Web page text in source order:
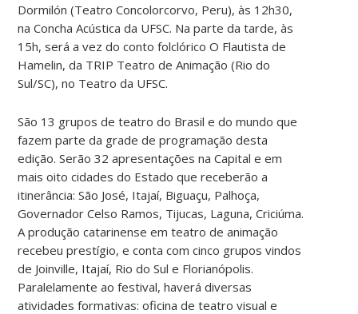
Dormilón (Teatro Concolorcorvo, Peru), às 12h30,
na Concha Acústica da UFSC. Na parte da tarde, às
15h, será a vez do conto folclórico O Flautista de
Hamelin, da TRIP Teatro de Animação (Rio do
Sul/SC), no Teatro da UFSC.
São 13 grupos de teatro do Brasil e do mundo que
fazem parte da grade de programação desta
edição. Serão 32 apresentações na Capital e em
mais oito cidades do Estado que receberão a
itinerância: São José, Itajaí, Biguaçu, Palhoça,
Governador Celso Ramos, Tijucas, Laguna, Criciúma.
A produção catarinense em teatro de animação
recebeu prestígio, e conta com cinco grupos vindos
de Joinville, Itajaí, Rio do Sul e Florianópolis.
Paralelamente ao festival, haverá diversas
atividades formativas: oficina de teatro visual e